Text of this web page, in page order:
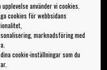
Din sida
Logga ut
Bengans
använder vi cookies.
cookies för webbsidans
marknadsföring med
cookie-inställningar som du